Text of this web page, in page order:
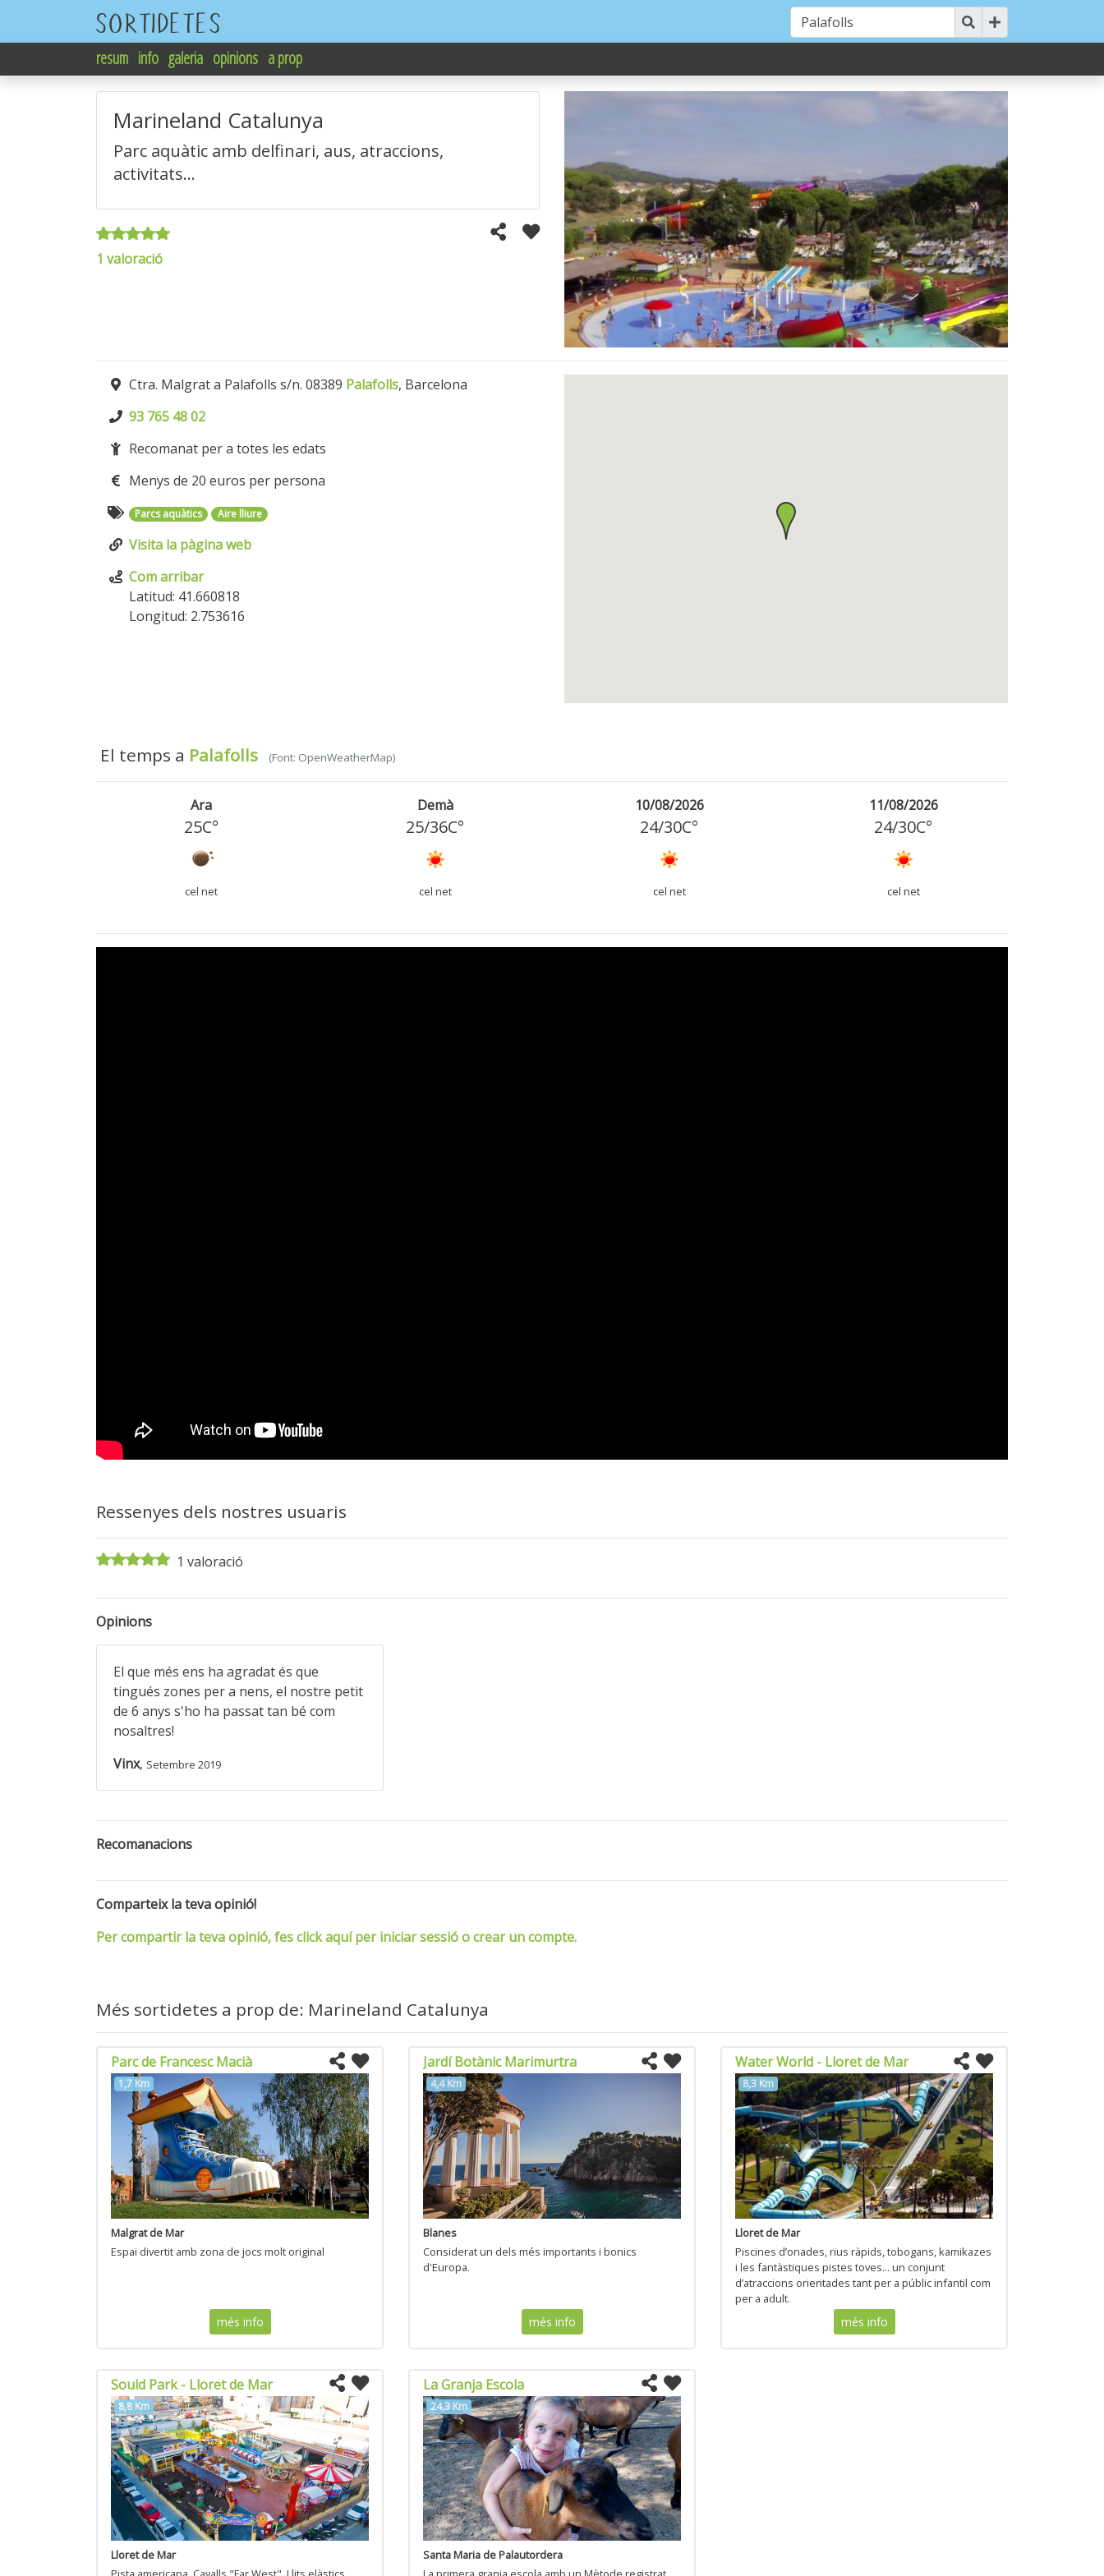
resum info galeria opinions a prop
Marineland Catalunya
Parc aquàtic amb delfinari, aus, atraccions,
activitats...
1 valoració
Ctra. Malgrat a Palafolls s/n. 08389 Palafolls, Barcelona
93 765 48 02
Recomanat per a totes les edats
Menys de 20 euros per persona
Parcs aquàtics Aire lliure
Visita la pàgina web
Com arribar
Latitud: 41.660818
Longitud: 2.753616
El temps a Palafolls (Font: OpenWeatherMap)
Ara
25C°
cel net
Demà
25/36C°
cel net
10/08/2026
24/30C°
cel net
11/08/2026
24/30C°
cel net
Ressenyes dels nostres usuaris
1 valoració
Opinions
El que més ens ha agradat és que
tingués zones per a nens, el nostre petit
de 6 anys s'ho ha passat tan bé com
nosaltres!
Vinx, Setembre 2019
Recomanacions
Comparteix la teva opinió!
Per compartir la teva opinió, fes click aquí per iniciar sessió o crear un compte.
Més sortidetes a prop de: Marineland Catalunya
Parc de Francesc Macià
1,7 Km
Malgrat de Mar
Espai divertit amb zona de jocs molt original
més info
Jardí Botànic Marimurtra
4,4 Km
Blanes
Considerat un dels més importants i bonics
d'Europa.
més info
Water World - Lloret de Mar
8,3 Km
Lloret de Mar
Piscines d’onades, rius ràpids, tobogans, kamikazes
i les fantàstiques pistes toves... un conjunt
d’atraccions orientades tant per a públic infantil com
per a adult.
més info
Sould Park - Lloret de Mar
8,8 Km
Lloret de Mar
La Granja Escola
24,3 Km
Santa Maria de Palautordera